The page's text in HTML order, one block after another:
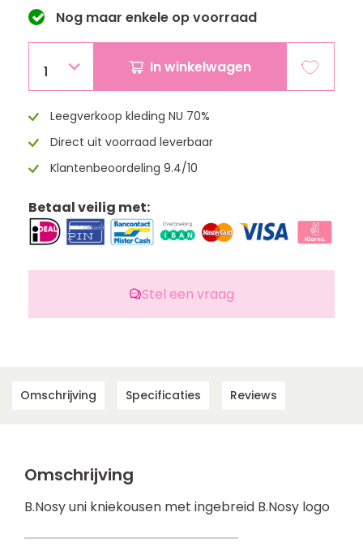
Nog maar enkele op voorraad
1 In winkelwagen
Leegverkoop kleding NU 70%
Direct uit voorraad leverbaar
Klantenbeoordeling 9.4/10
Betaal veilig met:
Stel een vraag
Omschrijving Specificaties Reviews
Omschrijving
B.Nosy uni kniekousen met ingebreid B.Nosy logo